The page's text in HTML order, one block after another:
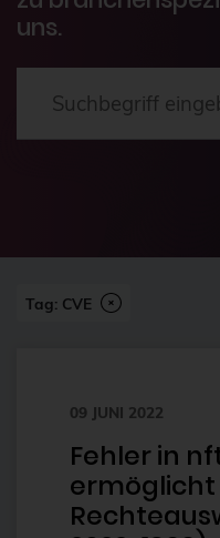
uns.
2FA
Abonnement
Alpin
Alternativen
Amazon FSx
Tag: CVE
09 JUNI 2022
Fehler in
ermöglicht